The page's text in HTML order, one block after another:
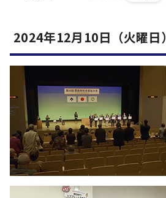
2024年12月10日（火曜日）